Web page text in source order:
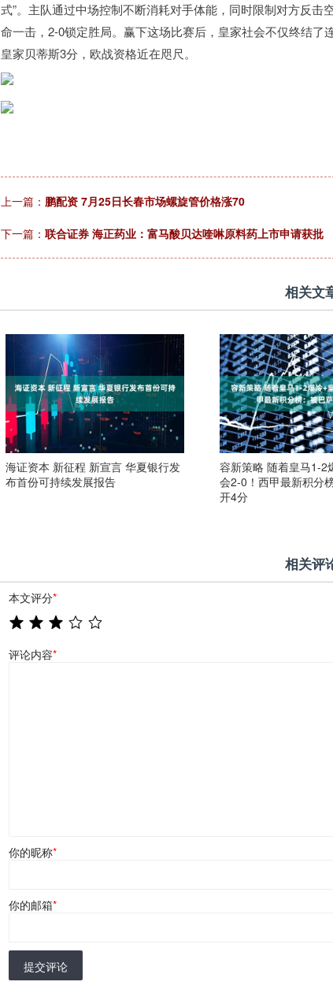
式”。主队通过中场控制不断消耗对手体能，同时限制对方反
命一击，2-0锁定胜局。赢下这场比赛后，皇家社会不仅终结
皇家贝蒂斯3分，欧战资格近在咫尺。
上一篇： 鹏配资 7月25日长春市场螺旋管价格涨70
下一篇： 联合证券 海正药业：富马酸贝达喹啉原料药上市申请获批
相关文
海证资本 新征程 新宣言 华夏银行发
布首份可持续发展报告
容新策略 随着皇马1-2
会2-0！西甲最新积分
开4分
相关评
本文评分*
评论内容*
你的昵称*
你的邮箱*
提交评论